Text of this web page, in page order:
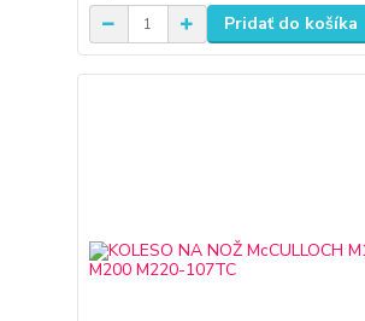
Pridať do košíka